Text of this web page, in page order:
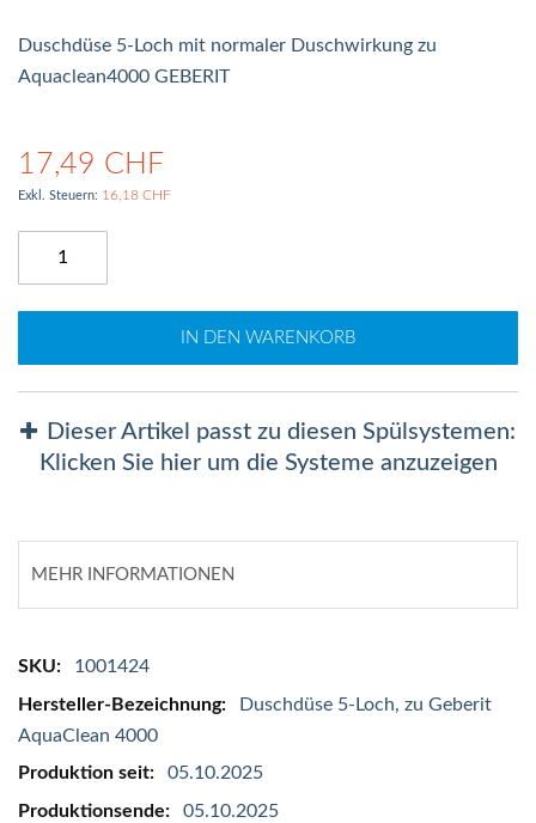
Duschdüse 5-Loch mit normaler Duschwirkung zu
Aquaclean4000 GEBERIT
17,49 CHF
16,18 CHF
IN DEN WARENKORB
Dieser Artikel passt zu diesen Spülsystemen:
Klicken Sie hier um die Systeme anzuzeigen
MEHR INFORMATIONEN
Mehr
Informationen
1001424
Duschdüse 5-Loch, zu Geberit
AquaClean 4000
05.10.2025
05.10.2025